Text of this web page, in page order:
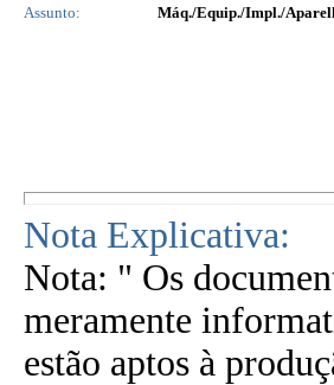
Assunto:
Máq./Equip./Impl./
Nota Explicativa:
Nota: " Os
meramente
estão aptos à